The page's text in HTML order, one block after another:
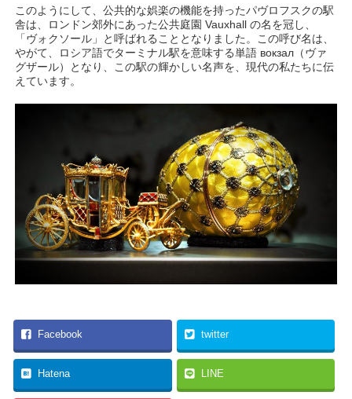
このようにして、公共的な娯楽の機能を持ったパヴロフスクの駅
舎は、ロンドン郊外にあった公共庭園 Vauxhall の名を冠し、
「ヴォクソール」と呼ばれることとなりました。この呼び名は、
やがて、ロシア語でターミナル駅を意味する単語 вокзал（ヴァ
グザール）となり、この駅の輝かしい名声を、現代の私たちに伝
えています。
Facebook twitter
Hatena LINE